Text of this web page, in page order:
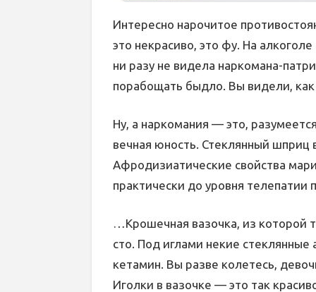
Интересно нарочитое
это некрасиво, это фу. На
ни разу не видела наркомана-
порабощать быдло. Вы видели,
Ну, а наркомания — это,
вечная юность. Стеклянный шприц
Афродизиатические свойства
практически до уровня телепатии
…Крошечная вазочка, из которой
сто. Под иглами некие стеклянные
кетамин. Вы разве колетесь,
Иголки в вазочке — это так